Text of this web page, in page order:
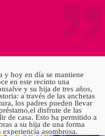
y hoy en día se mantiene
en este recinto una
y su hija de tres años,
a través de las anchetas
los padres pueden llevar
disfrute de las
de casa. Esto ha permitido a
a su hija de una forma
asombrosa.